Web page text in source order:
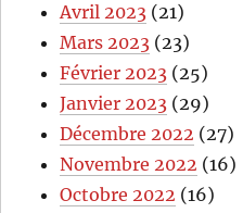
Avril 2023 (21)
Mars 2023 (23)
Février 2023 (25)
Janvier 2023 (29)
Décembre 2022 (27)
Novembre 2022 (16)
Octobre 2022 (16)